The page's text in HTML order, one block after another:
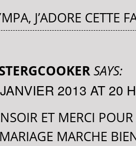
J’ADORE CETTE
SAYS:
2013 AT 20
ET MERCI
MARCHE